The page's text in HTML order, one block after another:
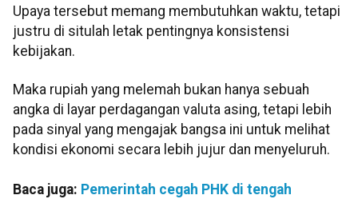
Upaya tersebut memang membutuhkan waktu, tetapi
justru di situlah letak pentingnya konsistensi
kebijakan.
Maka rupiah yang melemah bukan hanya sebuah
angka di layar perdagangan valuta asing, tetapi lebih
pada sinyal yang mengajak bangsa ini untuk melihat
kondisi ekonomi secara lebih jujur dan menyeluruh.
Baca juga: Pemerintah cegah PHK di tengah